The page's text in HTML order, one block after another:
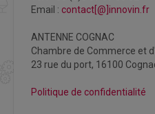
Email : contact[@]innovin.fr
ANTENNE COGNAC
Chambre de Commerce et
23 rue du port, 16100
Politique de confidentialité